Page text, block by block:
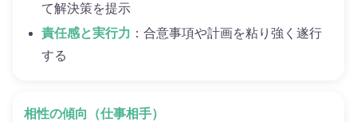
て解決策を提示
責任感と実行力 ：合意事項や計画を粘り強く遂行
する
相性の傾向（仕事相手）